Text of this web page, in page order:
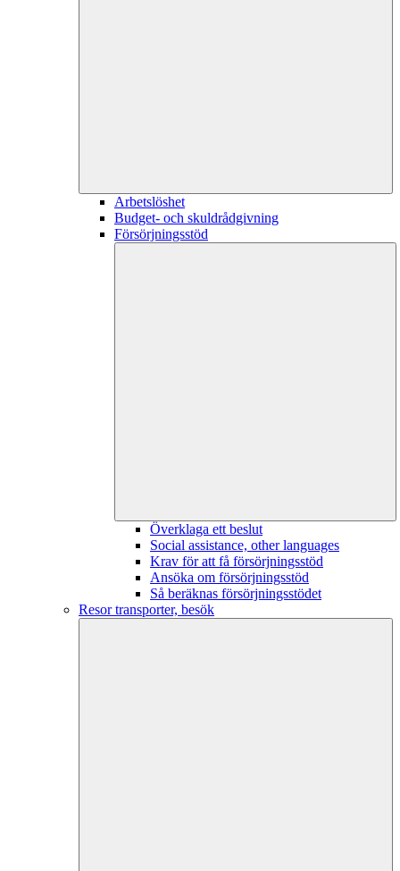
Arbetslöshet
Budget- och skuldrådgivning
Försörjningsstöd
Överklaga ett beslut
Social assistance, other languages
Krav för att få försörjningsstöd
Ansöka om försörjningsstöd
Så beräknas försörjningsstödet
Resor transporter, besök